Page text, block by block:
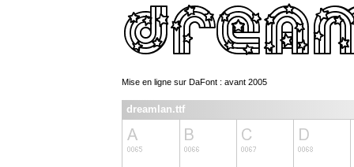
Mise en ligne sur DaFont : avant 2005
dreamlan.ttf